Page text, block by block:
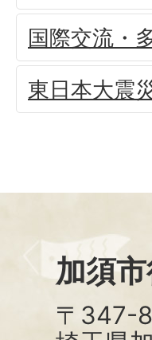
国際交流・
東日本大震
加須
〒347-